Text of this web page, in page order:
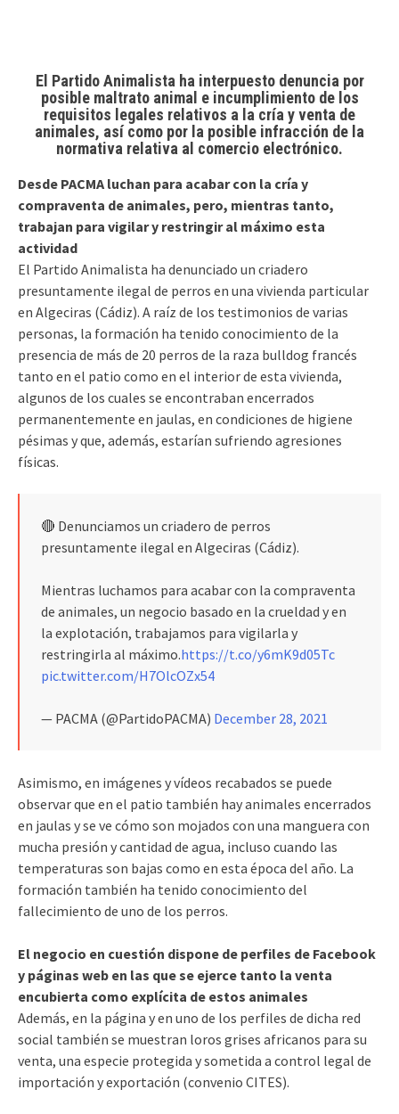
El Partido Animalista ha interpuesto denuncia por
posible maltrato animal e incumplimiento de los
requisitos legales relativos a la cría y venta de
animales, así como por la posible infracción de la
normativa relativa al comercio electrónico.
Desde PACMA luchan para acabar con la cría y
compraventa de animales, pero, mientras tanto,
trabajan para vigilar y restringir al máximo esta
actividad
El Partido Animalista ha denunciado un criadero
presuntamente ilegal de perros en una vivienda particular
en Algeciras (Cádiz). A raíz de los testimonios de varias
personas, la formación ha tenido conocimiento de la
presencia de más de 20 perros de la raza bulldog francés
tanto en el patio como en el interior de esta vivienda,
algunos de los cuales se encontraban encerrados
permanentemente en jaulas, en condiciones de higiene
pésimas y que, además, estarían sufriendo agresiones
físicas.
🔴 Denunciamos un criadero de perros
presuntamente ilegal en Algeciras (Cádiz).
Mientras luchamos para acabar con la compraventa
de animales, un negocio basado en la crueldad y en
la explotación, trabajamos para vigilarla y
restringirla al máximo.https://t.co/y6mK9d05Tc
pic.twitter.com/H7OlcOZx54
— PACMA (@PartidoPACMA) December 28, 2021
Asimismo, en imágenes y vídeos recabados se puede
observar que en el patio también hay animales encerrados
en jaulas y se ve cómo son mojados con una manguera con
mucha presión y cantidad de agua, incluso cuando las
temperaturas son bajas como en esta época del año. La
formación también ha tenido conocimiento del
fallecimiento de uno de los perros.
El negocio en cuestión dispone de perfiles de Facebook
y páginas web en las que se ejerce tanto la venta
encubierta como explícita de estos animales
Además, en la página y en uno de los perfiles de dicha red
social también se muestran loros grises africanos para su
venta, una especie protegida y sometida a control legal de
importación y exportación (convenio CITES).